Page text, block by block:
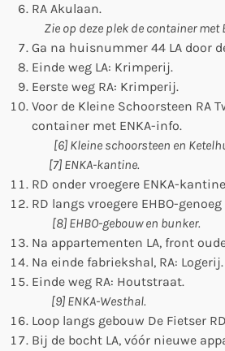
RA Akulaan.
Zie op deze plek de container met
Ga na huisnummer 44 LA door
Einde weg LA: Krimperij.
Eerste weg RA: Krimperij.
Voor de Kleine Schoorsteen RA
container met ENKA-info.
[6] Kleine schoorsteen en
[7] ENKA-kantine.
RD onder vroegere ENKA-
RD langs vroegere EHBO-
[8] EHBO-gebouw en bunker.
Na appartementen LA, front
Na einde fabriekshal, RA: Logerij.
Einde weg RA: Houtstraat.
[9] ENKA-Westhal.
Loop langs gebouw De Fietser
Bij de bocht LA, vóór nieuwe